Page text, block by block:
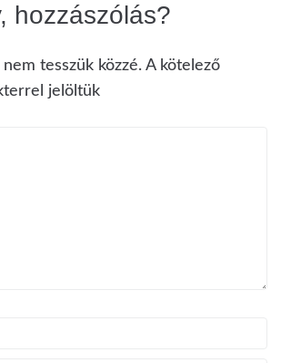
hozzászólás?
tesszük közzé. A kötelező
jelöltük